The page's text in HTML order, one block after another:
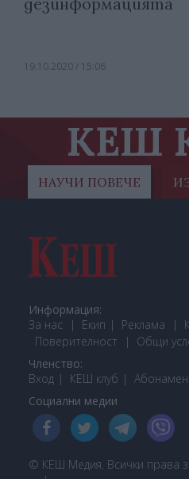
19.10.2020 / 15:06
КЕШ
НАУЧИ ПОВЕЧЕ
Информация:
За нас
Екип Реклама
Поверителност
Общи
Членство:
Вход
КЕШ клуб Або
Социални медии
© КЕШ Медия. Всички права